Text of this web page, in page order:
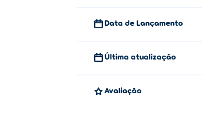
Data de Lançamento
Última atualização
Avaliação